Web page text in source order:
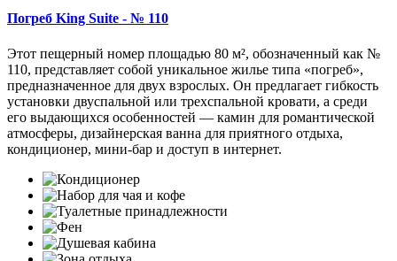
Погреб King Suite - № 110
Этот пещерный номер площадью 80 м², обозначенный как №
110, представляет собой уникальное жилье типа «погреб»,
предназначенное для двух взрослых. Он предлагает гибкость
установки двуспальной или трехспальной кровати, а среди
его выдающихся особенностей — камин для романтической
атмосферы, дизайнерская ванна для приятного отдыха,
кондиционер, мини-бар и доступ в интернет.